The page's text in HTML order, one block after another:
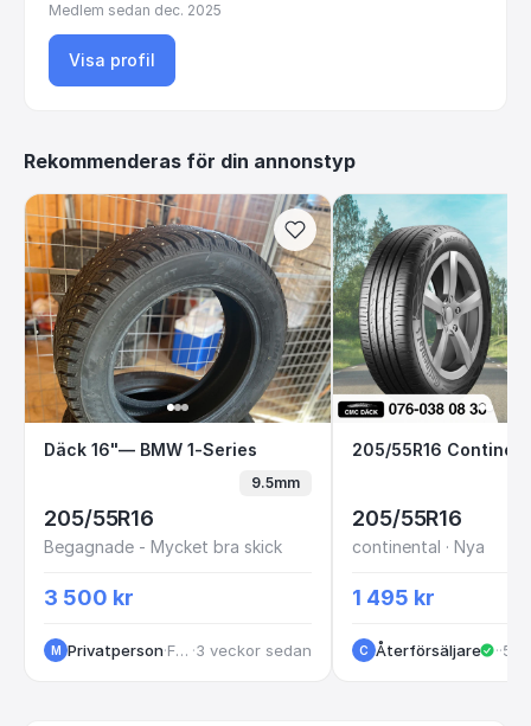
Medlem sedan dec. 2025
Visa profil
Rekommenderas för din annonstyp
Däck 16"— BMW 1-Series
Däck 16"— BMW 1-Series
9.5mm
205/55R16
Begagnade - Mycket bra skick
3 500 kr
M Privatperson· Falun ·3 veckor sedan
205/55R16
205/55R16
continental · Nya
1 495 kr
C Återförsäljare ··5